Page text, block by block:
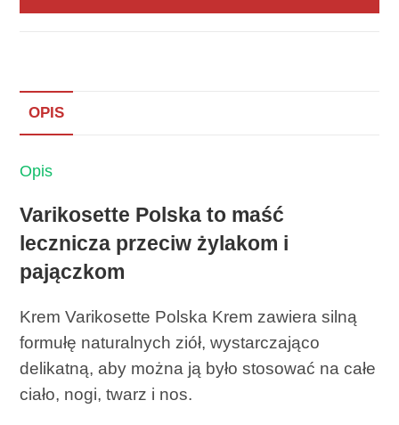
OPIS
Opis
Varikosette Polska to maść
lecznicza przeciw żylakom i
pajączkom
Krem Varikosette Polska Krem zawiera silną
formułę naturalnych ziół, wystarczająco
delikatną, aby można ją było stosować na całe
ciało, nogi, twarz i nos.